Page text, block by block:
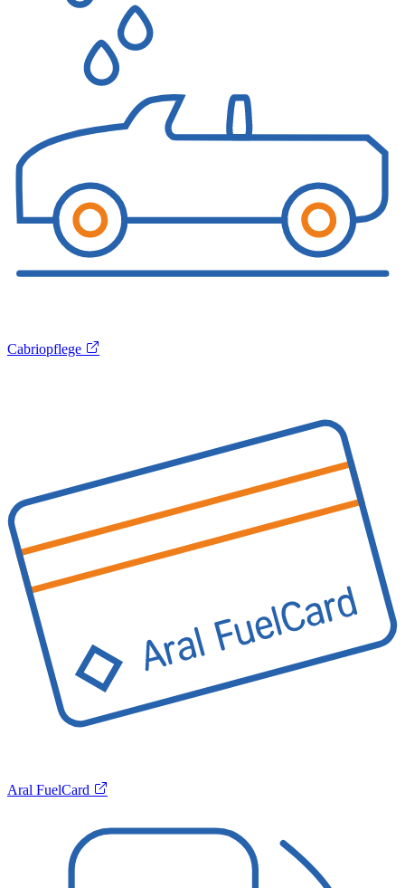
Cabriopflege
Aral FuelCard